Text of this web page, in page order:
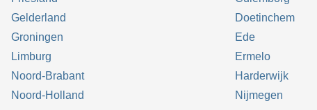
Gelderland
Groningen
Limburg
Noord-Brabant
Noord-Holland
Doetinchem
Ede
Ermelo
Harderwijk
Nijmegen